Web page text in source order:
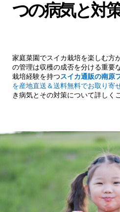
つの病気と対
家庭菜園でスイカ栽培を楽しむ方
の管理は収穫の成否を分ける重要
栽培経験を持つスイカ通販の南原
を産地直送＆送料無料でお取り寄せ
き病気とその対策について詳しく